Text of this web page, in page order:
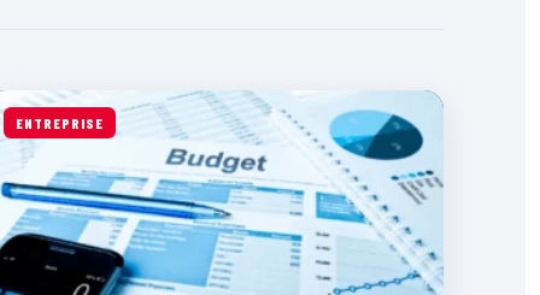
ENTREPRISE